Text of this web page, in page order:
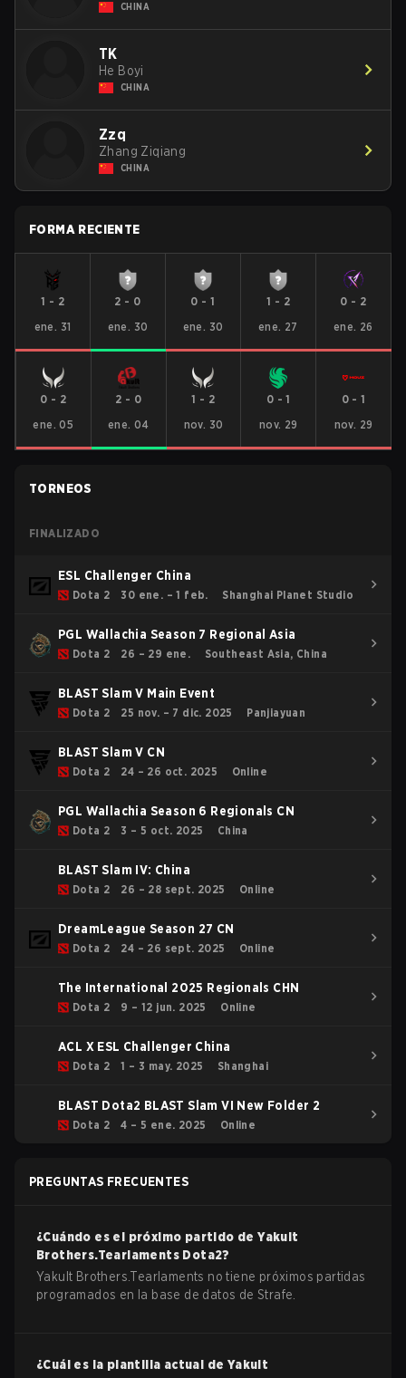
CHINA
TK
He Boyi
CHINA
Zzq
Zhang Ziqiang
CHINA
FORMA RECIENTE
1 - 2
ene. 31
2 - 0
ene. 30
0 -1
ene. 30
1 - 2
ene. 27
0 - 2
ene. 26
0 - 2
ene. 05
2 - 0
ene. 04
1 - 2
nov. 30
0 -1
nov. 29
0-1
nov. 29
TORNEOS
FINALIZADO
ESL Challenger China
Dota 2 30 ene. – 1 feb. Shanghai Planet Studio
PGL Wallachia Season 7 Regional Asia
Dota 2 26 – 29 ene. Southeast Asia, China
BLAST Slam V Main Event
Dota 2 25 nov. – 7 dic. 2025 Panjiayuan
BLAST Slam V CN
Dota 2 24 – 26 oct. 2025 Online
PGL Wallachia Season 6 Regionals CN
Dota 2 3 – 5 oct. 2025 China
BLAST Slam IV: China
Dota 2 26 – 28 sept. 2025 Online
DreamLeague Season 27 CN
Dota 2 24 – 26 sept. 2025 Online
The International 2025 Regionals CHN
Dota 2 9 – 12 jun. 2025 Online
ACL X ESL Challenger China
Dota 2 1 – 3 may. 2025 Shanghai
BLAST Dota2 BLAST Slam VI New Folder 2
Dota 2 4 – 5 ene. 2025 Online
PREGUNTAS FRECUENTES
¿Cuándo es el próximo partido deYakult
Brothers.Tearlaments Dota2?
Yakult Brothers.Tearlaments no tiene próximos partidas
programados en la base de datos de Strafe.
¿Cuál es la plantilla actual de Yakult